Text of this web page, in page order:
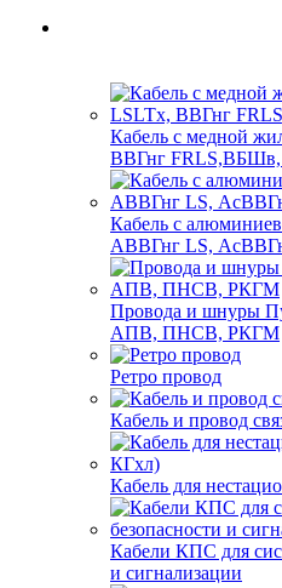
Кабель с медной
ВВГнг
Кабель с
АВВГнг LS,
Провода и шнуры
АПВ, ПНСВ, РКГМ
Ретро провод
Кабель и провод
Кабель для
Кабели КПС для
и сигнализации